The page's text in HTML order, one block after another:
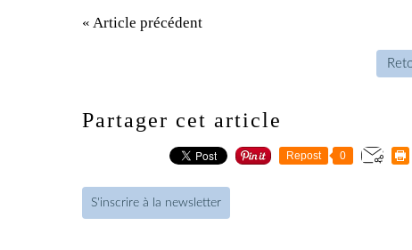
« Article précédent
Partager cet article
Repost 0
S'inscrire à la newsletter